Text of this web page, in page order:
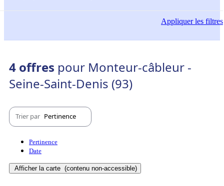
Appliquerles filtres
4 offres pour Monteur-câbleur -
Seine-Saint-Denis (93)
Trier par Pertinence
Pertinence
Date
Afficher la carte (contenu non-accessible)